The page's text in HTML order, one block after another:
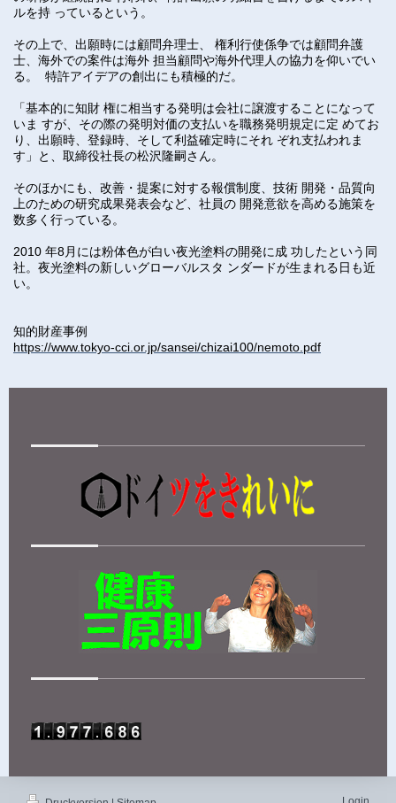
ルを持 っているという。
その上で、出願時には顧問弁理士、 権利行使係争では顧問弁護
士、海外での案件は海外 担当顧問や海外代理人の協力を仰いでい
る。 特許アイデアの創出にも積極的だ。
「基本的に知財 権に相当する発明は会社に譲渡することになって
いま すが、その際の発明対価の支払いを職務発明規定に定 めてお
り、出願時、登録時、そして利益確定時にそれ ぞれ支払われま
す」と、取締役社長の松沢隆嗣さん。
そのほかにも、改善・提案に対する報償制度、技術 開発・品質向
上のための研究成果発表会など、社員の 開発意欲を高める施策を
数多く行っている。
2010 年8月には粉体色が白い夜光塗料の開発に成 功したという同
社。夜光塗料の新しいグローバルスタ ンダードが生まれる日も近
い。
知的財産事例
https://www.tokyo-cci.or.jp/sansei/chizai100/nemoto.pdf